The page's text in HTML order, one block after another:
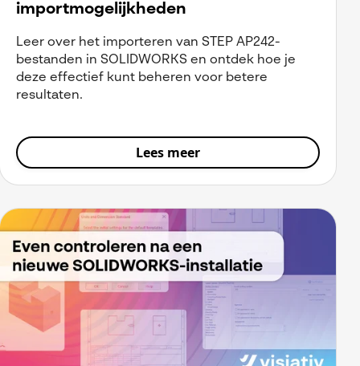
importmogelijkheden
Leer over het importeren van STEP AP242-
bestanden in SOLIDWORKS en ontdek hoe je
deze effectief kunt beheren voor betere
resultaten.
Lees meer